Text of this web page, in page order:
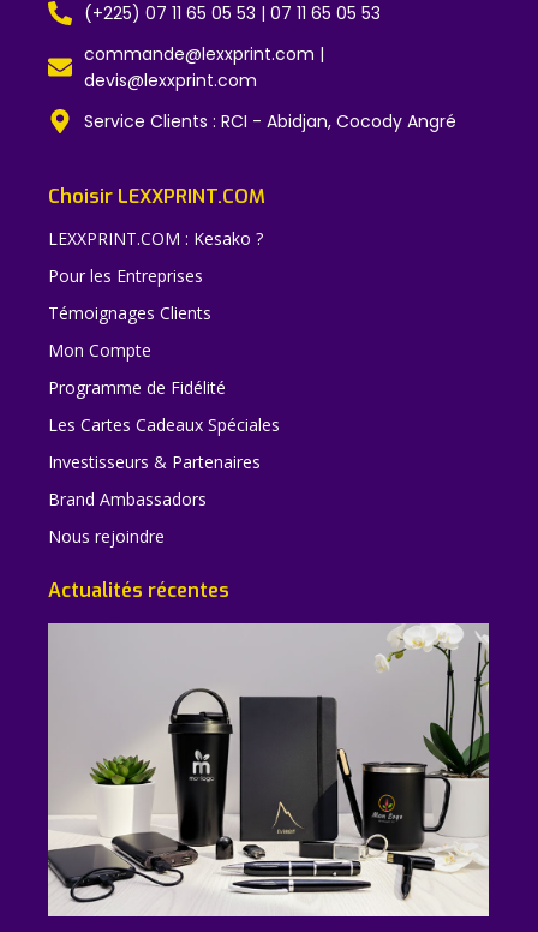
(+225) 07 11 65 05 53 | 07 11 65 05 53
commande@lexxprint.com |
devis@lexxprint.com
Service Clients : RCI - Abidjan, Cocody Angré
Choisir LEXXPRINT.COM
LEXXPRINT.COM : Kesako ?
Pour les Entreprises
Témoignages Clients
Mon Compte
Programme de Fidélité
Les Cartes Cadeaux Spéciales
Investisseurs & Partenaires
Brand Ambassadors
Nous rejoindre
Actualités récentes